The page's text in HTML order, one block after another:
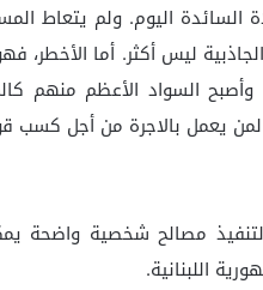
السائدة اليوم. ولم يتعاط
ليس أكثر. أما الأخطر،
وأصبح السواد الأعظم منهم
لمن يعمل بالاجرة من أجل كسب
مصالح شخصية واضحة
اللبنانية.